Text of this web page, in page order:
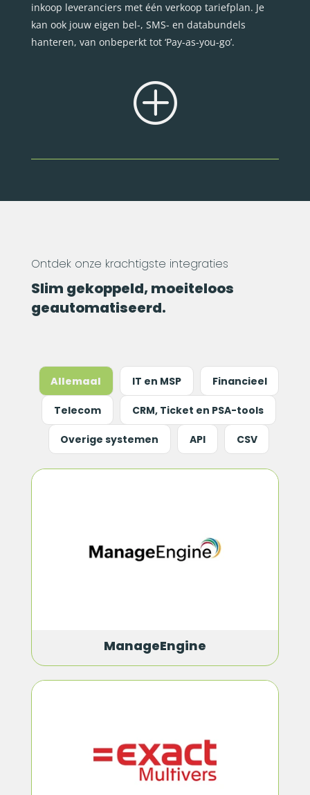
inkoop leveranciers met één verkoop tariefplan. Je
kan ook jouw eigen bel-, SMS- en databundels
hanteren, van onbeperkt tot ‘Pay-as-you-go’.
P
Ontdek onze krachtigste integraties
Slim gekoppeld, moeiteloos
geautomatiseerd.
Allemaal IT en MSP Financieel
Telecom CRM, Ticket en PSA-tools
Overige systemen API CSV
ManageEngine